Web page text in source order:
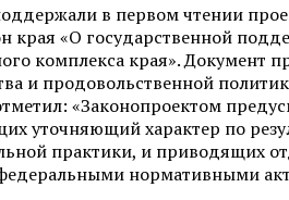
в первом чтении
края «О государственной
комплекса края». Документ
и продовольственной
«Законопроектом
уточняющий характер по
практики, и приводящих
федеральными нормативными